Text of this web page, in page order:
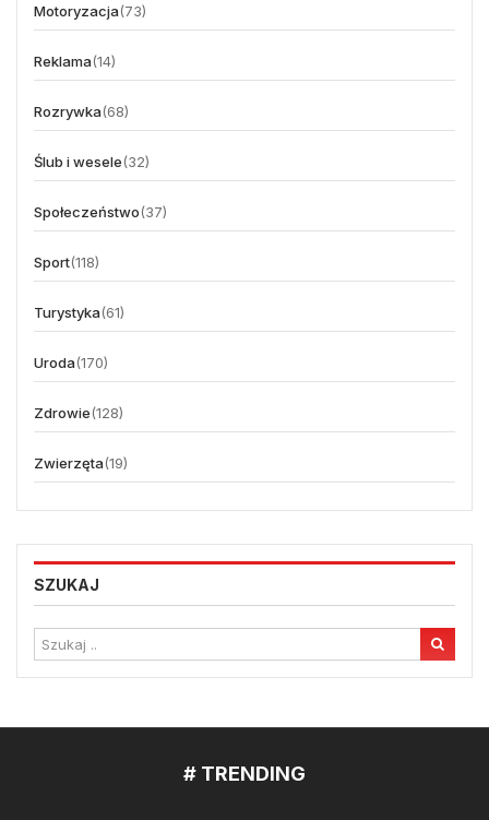
Motoryzacja(73)
Reklama(14)
Rozrywka(68)
Ślub i wesele(32)
Społeczeństwo(37)
Sport(118)
Turystyka(61)
Uroda(170)
Zdrowie(128)
Zwierzęta(19)
SZUKAJ
# TRENDING